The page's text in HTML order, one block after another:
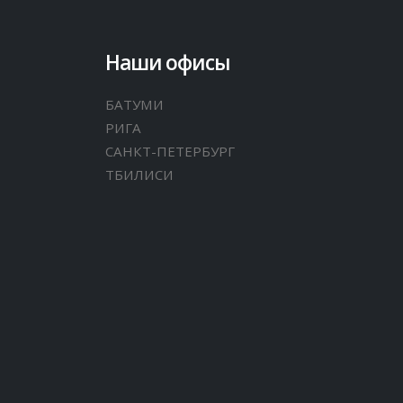
Наши офисы
БАТУМИ
РИГА
САНКТ-ПЕТЕРБУРГ
ТБИЛИСИ